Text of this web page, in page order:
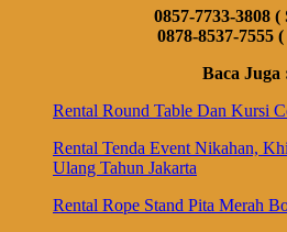
0857-7733-3808 (
0878-8537-7555
Baca Juga
Rental Round Table Dan Kursi
Rental Tenda Event Nikahan,
Ulang Tahun Jakarta
Rental Rope Stand Pita Merah